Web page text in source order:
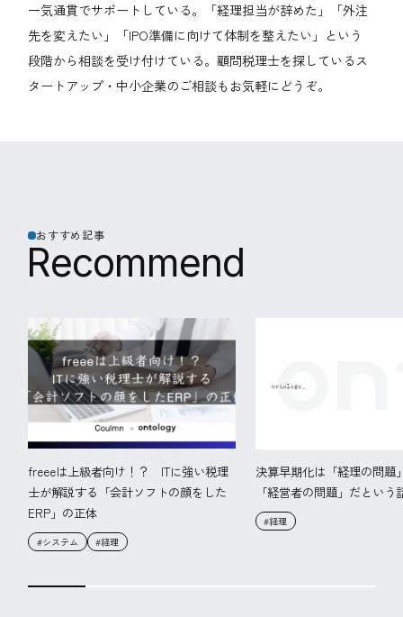
一気通貫でサポートしている。「経理担当が辞めた」「外注
先を変えたい」「IPO準備に向けて体制を整えたい」という
段階から相談を受け付けている。顧問税理士を探しているス
タートアップ・中小企業のご相談もお気軽にどうぞ。
おすすめ記事
Recommend
freeeは上級者向け！？ ITに強い税理
士が解説する「会計ソフトの顔をした
ERP」の正体
#システム #経理
決算早期化は「経理の問題
「経営者の問題」だという
#経理